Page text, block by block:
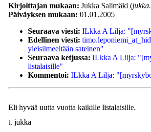
Kirjoittajan mukaan: Jukka Salimäki (
Päiväyksen mukaan: 01.01.2005
Seuraava viesti: ILkka A Lilja:
Edellinen viesti:
yleisilmeeltään sateinen"
Seuraava ketjussa: ILkka A Lilja:
listalaisille"
Kommentoi: ILkka A Lilja:
Eli hyvää uutta vuotta kaikille listalaisille.
t. jukka